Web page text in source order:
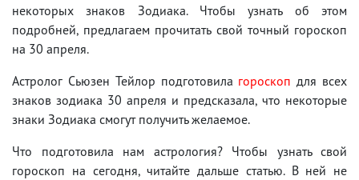
некоторых знаков Зодиака. Чтобы узнать об этом
подробней, предлагаем прочитать свой точный гороскоп
на 30 апреля.
Астролог Сьюзен Тейлор подготовила гороскоп для всех
знаков зодиака 30 апреля и предсказала, что некоторые
знаки Зодиака смогут получить желаемое.
Что подготовила нам астрология? Чтобы узнать свой
гороскоп на сегодня, читайте дальше статью. В ней не